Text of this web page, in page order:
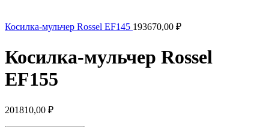
Косилка-мульчер Rossel EF145 193670,00 ₽
Косилка-мульчер Rossel
EF155
201810,00 ₽